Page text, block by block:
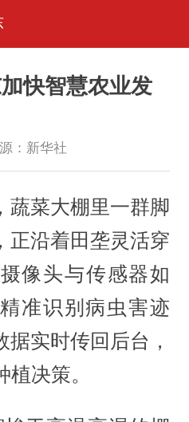
快智慧农业发
： 新华社
菜大棚里一群脚
正沿着田垄灵活穿
像头与传感器如
准识别病虫害迹
实时传回后台，
决策。